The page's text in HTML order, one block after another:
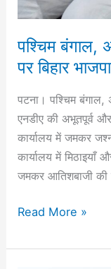
‎पश्चिम बंगाल,
पर बिहार
पटना। पश्चिम बंगाल,
एनडीए की अभूतपूर्व
कार्यालय में जमकर
कार्यालय में मिठाइयाँ
जमकर आतिशबाजी की
Read More »